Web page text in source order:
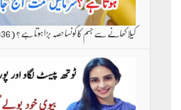
کیلا کھانے سے جسم کا کونسا حصہ بڑا ہوتا ہے ؟(5,936)